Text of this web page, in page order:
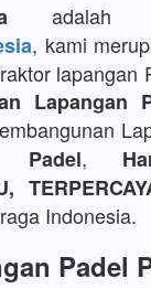
, kami
lapangan
Lapangan
Padel,
Indonesia.
Padel